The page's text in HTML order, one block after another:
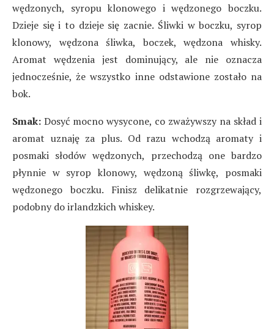
wędzonych, syropu klonowego i wędzonego boczku.
Dzieje się i to dzieje się zacnie. Śliwki w boczku, syrop
klonowy, wędzona śliwka, boczek, wędzona whisky.
Aromat wędzenia jest dominujący, ale nie oznacza
jednocześnie, że wszystko inne odstawione zostało na
bok.
Smak: Dosyć mocno wysycone, co zważywszy na skład i
aromat uznaję za plus. Od razu wchodzą aromaty i
posmaki słodów wędzonych, przechodzą one bardzo
płynnie w syrop klonowy, wędzoną śliwkę, posmaki
wędzonego boczku. Finisz delikatnie rozgrzewający,
podobny do irlandzkich whiskey.